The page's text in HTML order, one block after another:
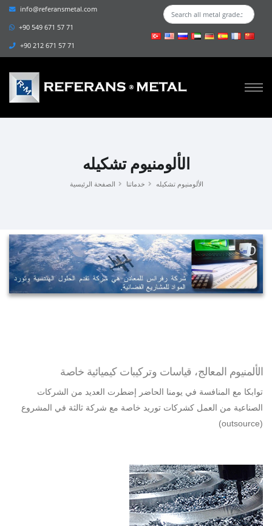
info@referansmetal.com
+90 549 671 57 71
+90 212 671 57 71
الألومنيوم تشكيله
الصفحة الرئيسية خدماتنا الألومنيوم تشكيله
الألمنيوم المعالج، قياسات وتركيبات كيميائية خاصة
توابكا مع المنافسة في يومنا الحاضر إضطرت العديد من الشركات
الصناعية من العمل كشركات توريد خاصة مع شركة ثالثة في المشروع
(outsource)